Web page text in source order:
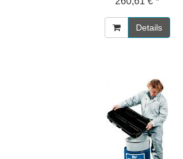
Details